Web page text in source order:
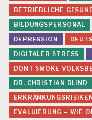
BETRIEBLICHE
BILDUNGSPERSONAL
DEPRESSION
DIGITALER STRESS
DONT SMOKE
DR. CHRISTIAN BLIND
ERKRANKUNGSRISIKEN
EVALUIERUNG – WIE